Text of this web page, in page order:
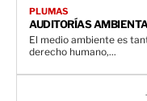
PLUMAS
AUDITORÍAS
El medio ambiente es
derecho humano,...